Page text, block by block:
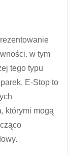
w tym
tego typu
E-Stop to
którymi mogą